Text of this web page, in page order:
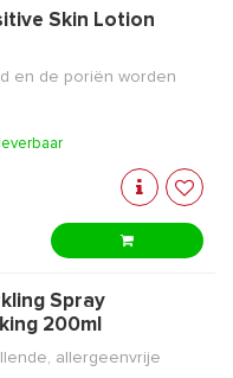
Skin Lotion
en de poriën worden
Spray
200ml
allergeenvrije